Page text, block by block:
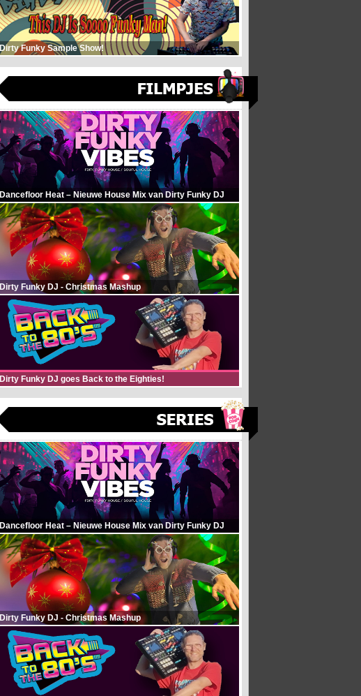
Dirty Funky Sample Show!
Dancefloor Heat – Nieuwe House Mix van Dirty Funky DJ
Dirty Funky DJ - Christmas Mashup
Dirty Funky DJ goes Back to the Eighties!
Dancefloor Heat – Nieuwe House Mix van Dirty Funky DJ
Dirty Funky DJ - Christmas Mashup